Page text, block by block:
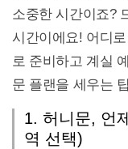
소중한 시간이죠?
시간이에요! 어디
로 준비하고 계실
문 플랜을 세우는
1. 허니문, 언
역 선택)